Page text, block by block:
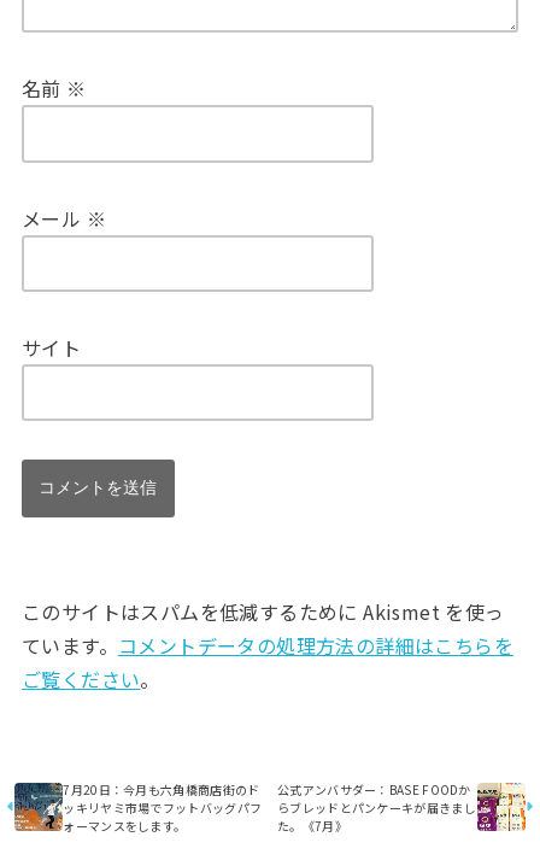
名前 ※
メール ※
サイト
このサイトはスパムを低減するために Akismet を使っ
ています。 コメントデータの処理方法の詳細はこちらを
ご覧ください。
7月20日：今月も六角橋商店街のド
ッキリヤミ市場でフットバッグパフ
ォーマンスをします。
公式アンバサダー：BASE FOODか
らブレッドとパンケーキが届きまし
た。《7月》